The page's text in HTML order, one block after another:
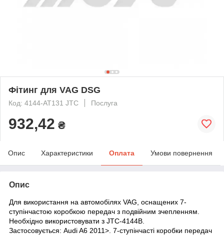
Фітинг для VAG DSG
Код: 4144-AT131 JTC Послуга
932,42 ₴
Опис Характеристики Оплата Умови повернення
Опис
Для використання на автомобілях VAG, оснащених 7-
ступінчастою коробкою передач з подвійним зчепленням.
Необхідно використовувати з JTC-4144B.
Застосовується: Audi A6 2011>. 7-ступінчасті коробки передач